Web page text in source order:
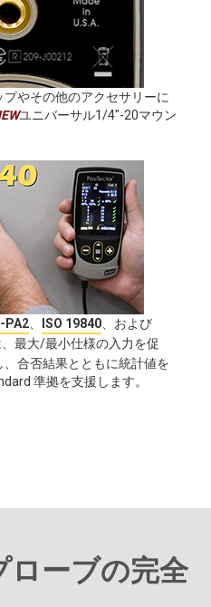
やその他のアクセサリーに
ユニバーサル1/4"-20マウン
PA2、 ISO 19840、および
最大/最小仕様の入力を促
合否結果とともに統計値を
準拠を支援します。
ローブの完全